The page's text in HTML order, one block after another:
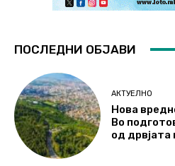
ПОСЛЕДНИ ОБЈАВИ
АКТУЕЛНО
Нова
Во
од